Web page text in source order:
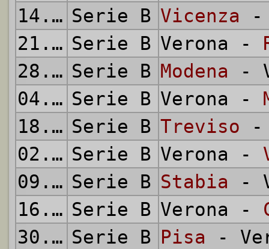
14.10.1951 Serie B Vicenza -
21.10.1951 Serie B Verona -
28.10.1951 Serie B Modena -
04.11.1951 Serie B Verona -
18.11.1951 Serie B Treviso -
02.12.1951 Serie B Verona -
09.12.1951 Serie B Stabia -
16.12.1951 Serie B Verona -
30.12.1951 Serie B Pisa -